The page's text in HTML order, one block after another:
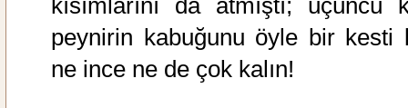
kısımlarını da atmıştı; üçüncü
peynirin kabuğunu öyle bir kesti
ne ince ne de çok kalın!